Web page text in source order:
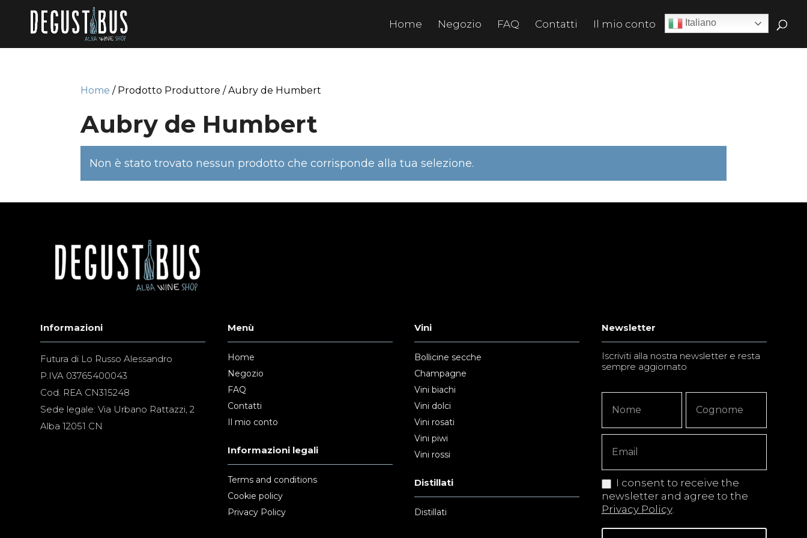
Home Negozio FAQ Contatti Il mio conto
Home / Prodotto Produttore / Aubry de Humbert
Aubry de Humbert
Non è stato trovato nessun prodotto che corrisponde alla tua selezione.
Informazioni
Futura di Lo Russo Alessandro
P.IVA 03765400043
Cod. REA CN315248
Sede legale: Via Urbano Rattazzi, 2
Alba 12051 CN
Menù
Home
Negozio
FAQ
Contatti
Il mio conto
Informazioni legali
Terms and conditions
Cookie policy
Privacy Policy
Vini
Bollicine secche
Champagne
Vini biachi
Vini dolci
Vini rosati
Vini piwi
Vini rossi
Distillati
Distillati
Newsletter
Iscriviti alla nostra newsletter e resta
sempre aggiornato
Signup
Copy
I consent to receive the
newsletter and agree to the
Privacy Policy.
Italiano